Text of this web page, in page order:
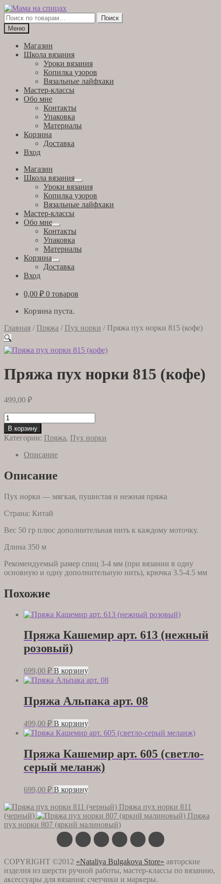
Перейти
к
навигации
Перейти
к
содержимому
Искать:
Поиск
Меню
Магазин
Школа вязания
Уроки вязания
Копилка узоров
Вязальные лайфхаки
Мастер-классы
Обо мне
Контакты
Упаковка
Материалы
Корзина
Доставка
Вход
Магазин
Школа вязания
Развернутое
вложенное
меню
Уроки вязания
Копилка узоров
Вязальные лайфхаки
Мастер-классы
Обо мне
Развернутое
вложенное
меню
Контакты
Упаковка
Материалы
Корзина
Развернутое
вложенное
Доставка
Вход
0,00 ₽ 0 товаров
Корзина пуста.
Главная / Пряжа / Пух норки / Пряжа пух норки 815 (кофе)
🔍
Пряжа пух норки 815 (кофе)
499,00 ₽
Количество
товара
Пряжа
пух
норки
(кофе)
В корзину
Категории: Пряжа, Пух норки
Описание
Описание
Пух норки — мягкая, пушистая и нежная пряжа
Страна: Китай
Вес 50 гр плюс дополнительная нить к каждому моточку.
Длина 350 м
Рекомендуемый рамер спиц 3-4 мм (при вязании в одну
основную и одну дополнительную нить), крючка 3.5-4.5 мм
Похожие
Пряжа Кашемир арт. 613 (нежный
розовый)
699,00 ₽ В корзину
Пряжа Альпака арт. 08
499,00 ₽ В корзину
Пряжа Кашемир арт. 605 (светло-
серый меланж)
699,00 ₽ В корзину
Пряжа пух норки 811
(черный)
Пряжа
пух норки 807 (яркий малиновый)
COPYRIGHT ©2012 «Nataliya Bulgakova Store» авторские
изделия из шерсти ручной работы, мастер-классы по вязанию,
аксессуары для вязания: счетчики и маркеры.